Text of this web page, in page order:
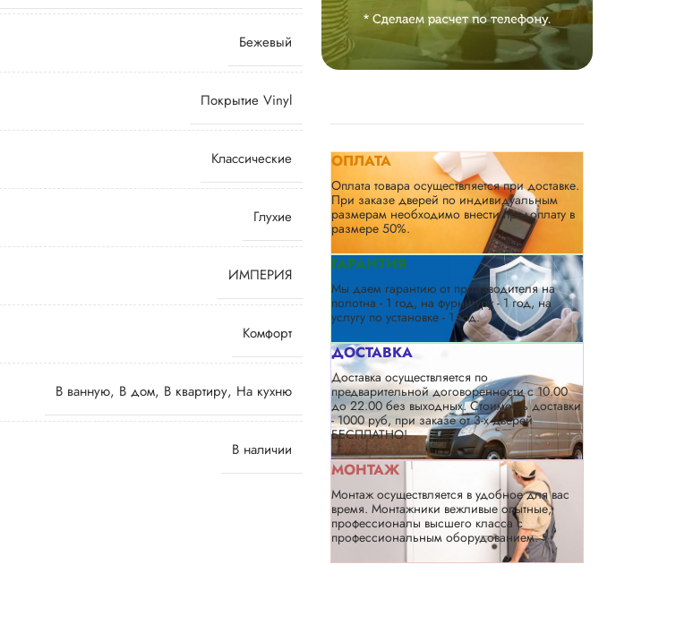
Бежевый
Покрытие Vinyl
Классические
Глухие
ИМПЕРИЯ
Комфорт
В ванную, В дом, В квартиру, На кухню
В наличии
ОПЛАТА
Оплата товара осуществляется при доставке.
При заказе дверей по индивидуальным
размерам необходимо внести предоплату в
размере 50%.
ГАРАНТИЯ
Мы даем гарантию от производителя на
полотна - 1 год, на фурнитуру - 1 год, на
услугу по установке - 1 год.
ДОСТАВКА
Доставка осуществляется по
предварительной договоренности с 10.00
до 22.00 без выходных. Стоимость доставки
- 1000 руб, при заказе от 3-х дверей
БЕСПЛАТНО!
МОНТАЖ
Монтаж осуществляется в удобное для вас
время. Монтажники вежливые опытные,
профессионалы высшего класса с
профессиональным оборудованием.